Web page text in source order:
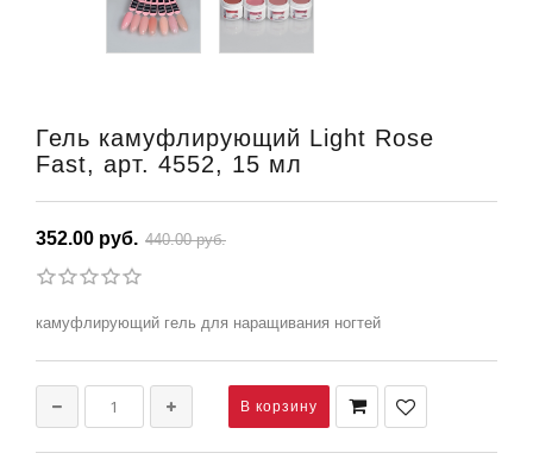
Гель камуфлирующий Light Rose
Fast, арт. 4552, 15 мл
352.00 руб. 440.00 руб.
камуфлирующий гель для наращивания ногтей